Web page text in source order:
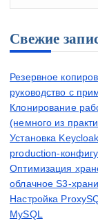
Свежие
Резервное
руководство с
Клонирование
(немного из
Установка
production-
Оптимизация
облачное S3-
Настройка
MySQL